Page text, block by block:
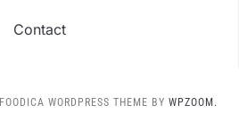
Contact
FOODICA WORDPRESS THEME BY WPZOOM.